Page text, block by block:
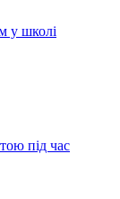
у школі
під час